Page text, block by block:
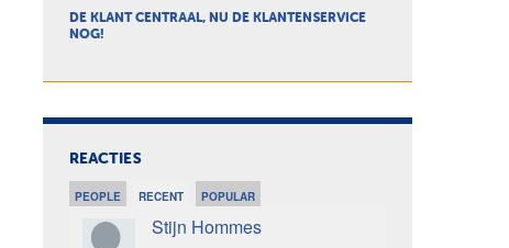
DE KLANT CENTRAAL, NU DE KLANTENSERVICE
NOG!
REACTIES
PEOPLE RECENT POPULAR
Stijn Hommes